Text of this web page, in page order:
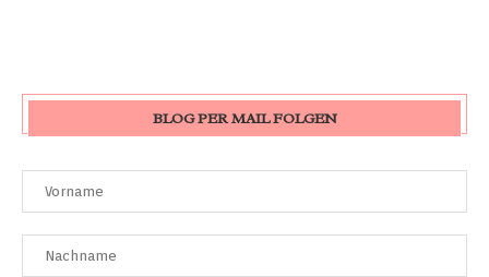
BLOG PER MAIL FOLGEN